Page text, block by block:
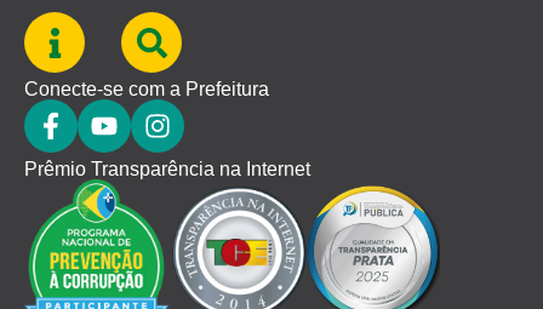
Conecte-se com a Prefeitura
Prêmio Transparência na Internet